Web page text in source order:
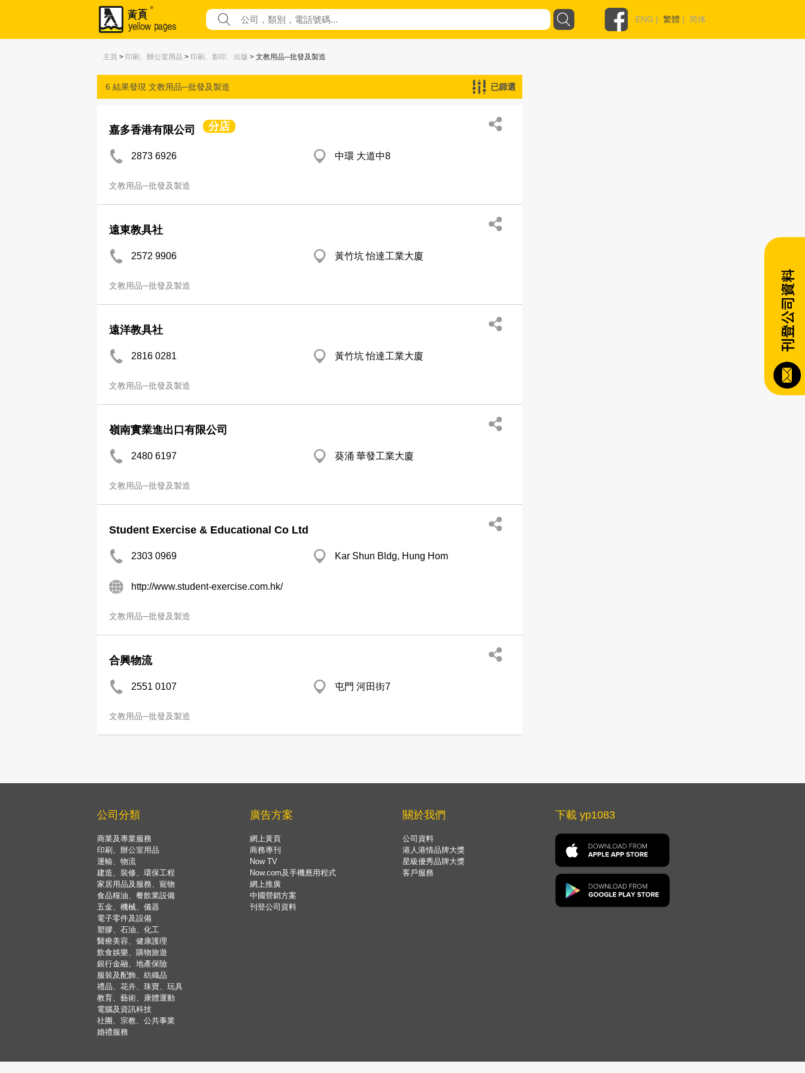
ENG | 繁體 | 简体
主頁 > 印刷、辦公室用品 > 印刷、影印、出版 > 文教用品─批發及製造
6 結果發現 文教用品─批發及製造 已篩選
嘉多香港有限公司 分店
2873 6926 中環 大道中8
文教用品─批發及製造
遠東教具社
2572 9906 黃竹坑 怡達工業大廈
文教用品─批發及製造
遠洋教具社
2816 0281 黃竹坑 怡達工業大廈
文教用品─批發及製造
嶺南實業進出口有限公司
2480 6197 葵涌 華發工業大廈
文教用品─批發及製造
Student Exercise & Educational Co Ltd
2303 0969 Kar Shun Bldg, Hung Hom
http://www.student-exercise.com.hk/
文教用品─批發及製造
合興物流
2551 0107 屯門 河田街7
文教用品─批發及製造
公司分類
商業及專業服務
印刷、辦公室用品
運輸、物流
建造、裝修、環保工程
家居用品及服務、寵物
食品糧油、餐飲業設備
五金、機械、儀器
電子零件及設備
塑膠、石油、化工
醫療美容、健康護理
飲食娛樂、購物旅遊
銀行金融、地產保險
服裝及配飾、紡織品
禮品、花卉、珠寶、玩具
教育、藝術、康體運動
電腦及資訊科技
社團、宗教、公共事業
婚禮服務
廣告方案
網上黃頁
商務專刊
Now TV
Now.com及手機應用程式
網上推廣
中國營銷方案
刊登公司資料
關於我們
公司資料
港人港情品牌大獎
星級優秀品牌大獎
客戶服務
下載 yp1083